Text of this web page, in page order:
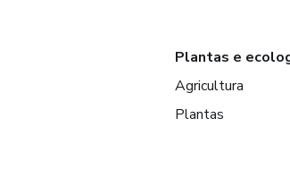
Plantas e
Agricultura
Plantas